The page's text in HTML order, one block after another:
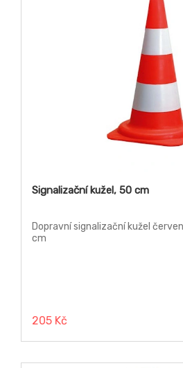
Signalizační kužel, 50 cm
Dopravní signalizační kužel
cm
205 Kč